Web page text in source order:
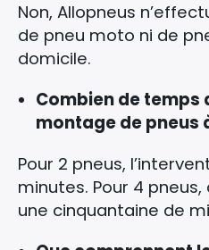
Non, Allopneus
de pneu moto ni de
domicile.
Combien de temps
montage de pneus
Pour 2 pneus,
minutes. Pour 4
une cinquantaine de